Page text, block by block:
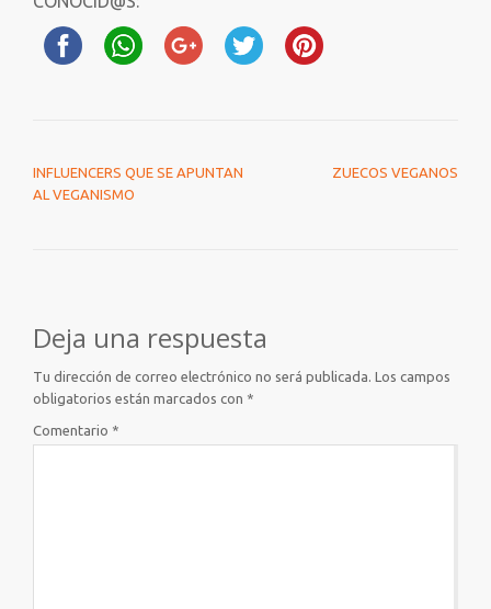
INFLUENCERS QUE SE APUNTAN
AL VEGANISMO
ZUECOS VEGANOS
Deja una respuesta
Tu dirección de correo electrónico no será publicada. Los campos
obligatorios están marcados con *
Comentario *